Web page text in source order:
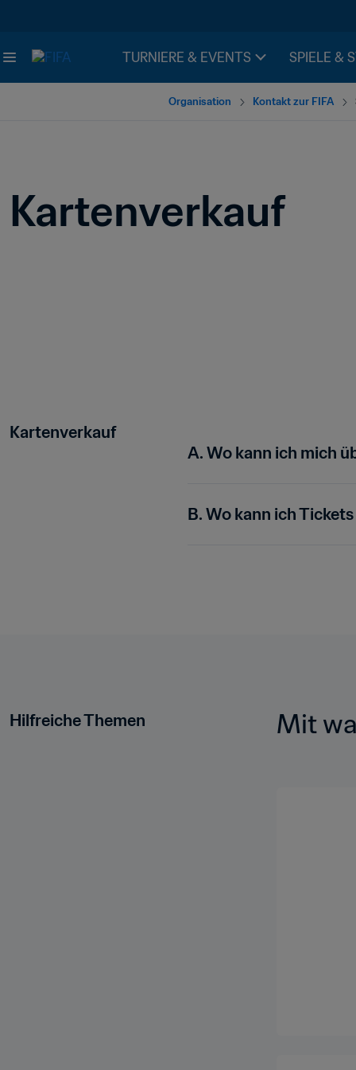
TURNIERE & EVENTS SPIELE &
Organisation Kontakt zur FIFA
Kartenverkauf
Kartenverkauf
A. Wo kann ich mich
B. Wo kann ich
Hilfreiche Themen Mit